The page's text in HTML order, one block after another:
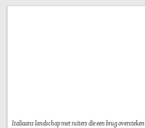
Italiaans landschap met ruiters die een brug oversteken